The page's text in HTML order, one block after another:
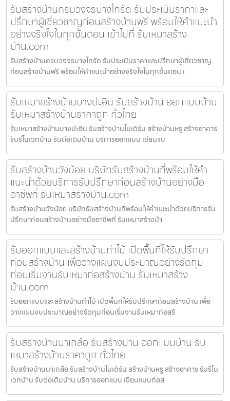
รับสร้างบ้านครบวงจรบางโทรัด รับประเมินราคาและ
ปรึกษาผู้เชี่ยวชาญก่อนสร้างบ้านฟรี พร้อมให้คำแนะนำ
อย่างจริงใจในทุกขั้นตอน เข้าไปที่ รับเหมาสร้าง
บ้าน.com
รับสร้างบ้านครบวงจรบางโทรัด รับประเมินราคาและปรึกษาผู้เชี่ยวชาญ
ก่อนสร้างบ้านฟรี พร้อมให้คำแนะนำอย่างจริงใจในทุกขั้นตอน เ
รับเหมาสร้างบ้านบางปะอิน รับสร้างบ้าน ออกแบบบ้าน
รับเหมาสร้างบ้านราคาถูก ทั่วไทย
รับเหมาสร้างบ้านบางปะอิน รับสร้างบ้านโมเดิร์น สร้างบ้านหรู สร้างอาคาร
รับรีโนเวทบ้าน รับต่อเติมบ้าน บริการออกแบบ เขียนแบ
รับสร้างบ้านวังน้อย บริษัทรับสร้างบ้านที่พร้อมให้คำ
แนะนำด้วยบริการรับปรึกษาก่อนสร้างบ้านอย่างมือ
อาชีพที่ รับเหมาสร้างบ้าน.com
รับสร้างบ้านวังน้อย บริษัทรับสร้างบ้านที่พร้อมให้คำแนะนำด้วยบริการรับ
ปรึกษาก่อนสร้างบ้านอย่างมืออาชีพที่ รับเหมาสร้างบ้า
รับออกแบบและสร้างบ้านท่าไม้ เปิดพื้นที่ให้รับปรึกษา
ก่อนสร้างบ้าน เพื่อวางแผนงบประมาณอย่างรัดกุม
ก่อนเริ่มงานรับเหมาก่อสร้างบ้าน รับเหมาสร้าง
บ้าน.com
รับออกแบบและสร้างบ้านท่าไม้ เปิดพื้นที่ให้รับปรึกษาก่อนสร้างบ้าน เพื่อ
วางแผนงบประมาณอย่างรัดกุมก่อนเริ่มงานรับเหมาก่อสร้
รับสร้างบ้านนาเกลือ รับสร้างบ้าน ออกแบบบ้าน รับ
เหมาสร้างบ้านราคาถูก ทั่วไทย
รับสร้างบ้านนาเกลือ รับสร้างบ้านโมเดิร์น สร้างบ้านหรู สร้างอาคาร รับรีโน
เวทบ้าน รับต่อเติมบ้าน บริการออกแบบ เขียนแบบก่อส